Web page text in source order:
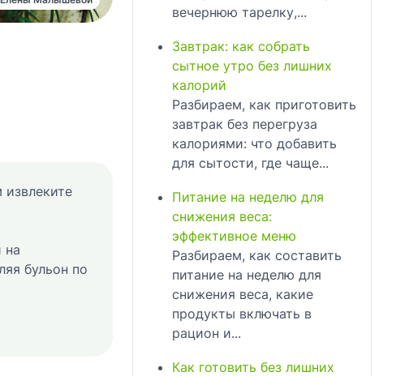
извлеките
на
бульон по
вечернюю тарелку,...
Завтрак: как собрать
сытное утро без лишних
калорий
Разбираем, как приготовить
завтрак без перегруза
калориями: что добавить
для сытости, где чаще...
Питание на неделю для
снижения веса:
эффективное меню
Разбираем, как составить
питание на неделю для
снижения веса, какие
продукты включать в
рацион и...
Как готовить без лишних